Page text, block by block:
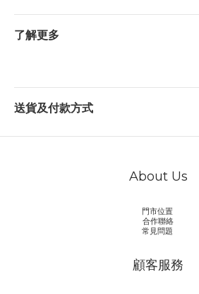
了解更多
送貨及付款方式
About Us
門市位置
合作聯絡
常見問題
顧客服務